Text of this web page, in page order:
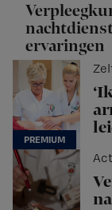
ervaringen